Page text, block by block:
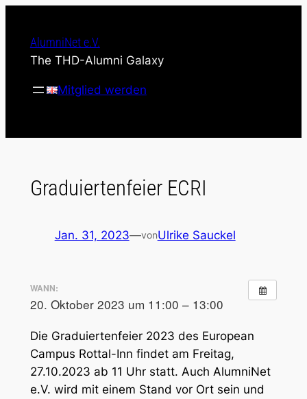
springen
AlumniNet e.V.
The THD-Alumni Galaxy
Mitglied werden
Graduiertenfeier ECRI
Jan. 31, 2023—vonUlrike Sauckel
WANN:
20. Oktober 2023 um 11:00 – 13:00
Die Graduiertenfeier 2023 des European
Campus Rottal-Inn findet am Freitag,
27.10.2023 ab 11 Uhr statt. Auch AlumniNet
e.V. wird mit einem Stand vor Ort sein und